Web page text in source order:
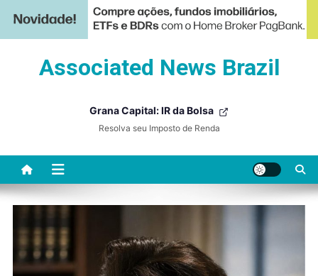
Associated News Brazil
Grana Capital: IR da Bolsa
Resolva seu Imposto de Renda